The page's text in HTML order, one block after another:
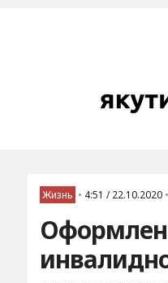
Жизнь • 4:51 / 22.10.2020 •